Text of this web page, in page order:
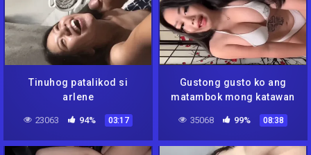
Tinuhog patalikod si
arlene
23063 94% 03:17
Gustong gusto ko ang
matambok mong katawan
35068 99% 08:38